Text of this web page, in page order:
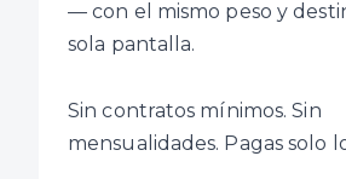
— con el mismo peso y
sola pantalla.
Sin contratos mínimos. Sin
mensualidades. Pagas solo